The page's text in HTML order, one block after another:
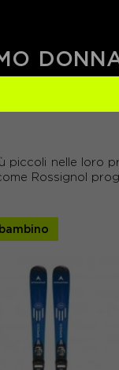
piccoli nelle loro
Rossignol